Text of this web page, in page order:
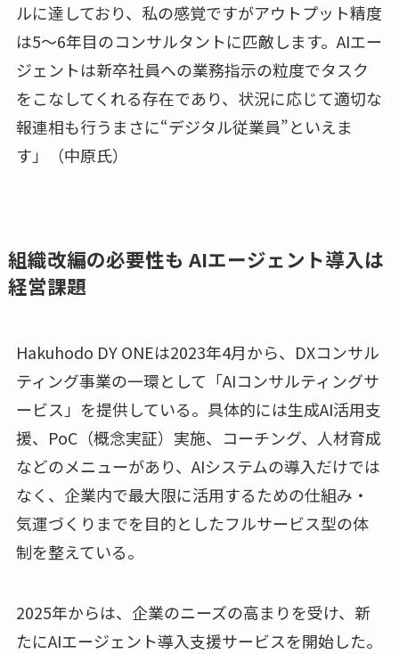
ルに達しており、私の感覚ですがアウトプット精度
は5～6年目のコンサルタントに匹敵します。AIエー
ジェントは新卒社員への業務指示の粒度でタスク
をこなしてくれる存在であり、状況に応じて適切な
報連相も行うまさに“デジタル従業員”といえま
す」（中原氏）
組織改編の必要性も AIエージェント導入は
経営課題
Hakuhodo DY ONEは2023年4月から、DXコンサル
ティング事業の一環として「AIコンサルティングサ
ービス」を提供している。具体的には生成AI活用支
援、PoC（概念実証）実施、コーチング、人材育成
などのメニューがあり、AIシステムの導入だけでは
なく、企業内で最大限に活用するための仕組み・
気運づくりまでを目的としたフルサービス型の体
制を整えている。
2025年からは、企業のニーズの高まりを受け、新
たにAIエージェント導入支援サービスを開始した。